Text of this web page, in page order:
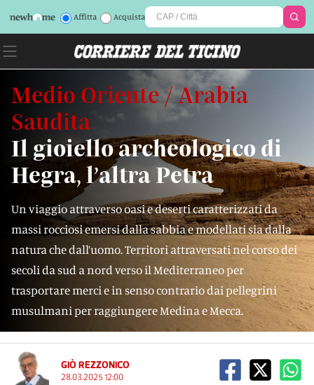
Affitta Acquista
Medio Oriente / Arabia
Saudita
Il gioiello archeologico di
Hegra, l’altra Petra
Un viaggio attraverso oasi e deserti caratterizzati da
massi rocciosi emersi dalla sabbia e modellati sia dalla
natura che dall’uomo. Territori attraversati nel corso dei
secoli da sud a nord verso il Mediterraneo per
trasportare merci e in senso contrario dai pellegrini
musulmani per raggiungere Medina e Mecca.
GIÒ REZZONICO
28.03.2025 12:00